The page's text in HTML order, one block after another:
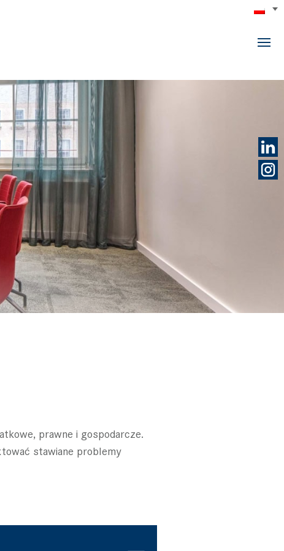
prawne i gospodarcze.
stawiane problemy